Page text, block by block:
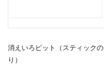
消えいろピット（スティックの
り）